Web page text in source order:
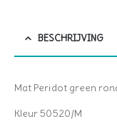
BESCHRIJVING
Mat Peridot green
Kleur 50520/M